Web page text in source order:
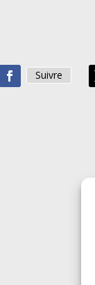
Suivre